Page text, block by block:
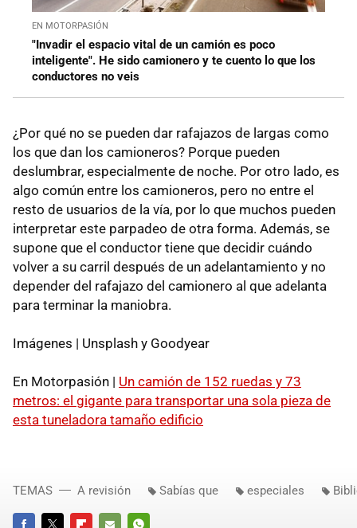
EN MOTORPASIÓN
"Invadir el espacio vital de un camión es poco
inteligente". He sido camionero y te cuento lo que los
conductores no veis
¿Por qué no se pueden dar rafajazos de largas como
los que dan los camioneros? Porque pueden
deslumbrar, especialmente de noche. Por otro lado, es
algo común entre los camioneros, pero no entre el
resto de usuarios de la vía, por lo que muchos pueden
interpretar este parpadeo de otra forma. Además, se
supone que el conductor tiene que decidir cuándo
volver a su carril después de un adelantamiento y no
depender del rafajazo del camionero al que adelanta
para terminar la maniobra.
Imágenes | Unsplash y Goodyear
En Motorpasión | Un camión de 152 ruedas y 73
metros: el gigante para transportar una sola pieza de
esta tuneladora tamaño edificio
TEMAS A revisión Sabías que especiales